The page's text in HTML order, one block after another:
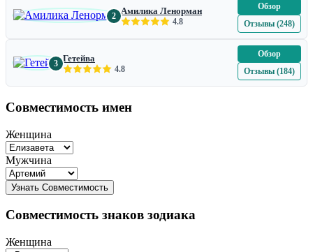
2 Амилика Ленорман
4.8
Обзор
Отзывы (248)
3 Гетейва
4.8
Обзор
Отзывы (184)
Совместимость имен
Женщина
Мужчина
Совместимость знаков зодиака
Женщина